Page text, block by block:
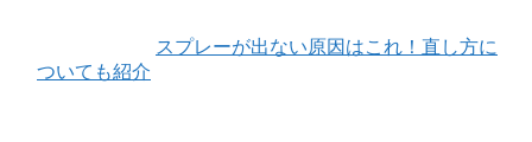
スプレーが出ない原因はこれ！直し方に
ついても紹介